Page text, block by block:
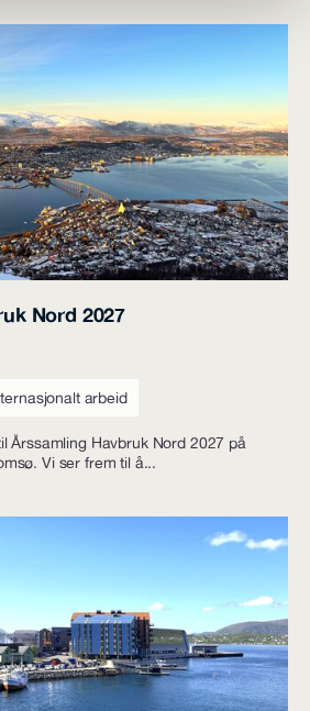
Nord 2027
arbeid
Årssamling Havbruk Nord 2027 på
Vi ser frem til å...